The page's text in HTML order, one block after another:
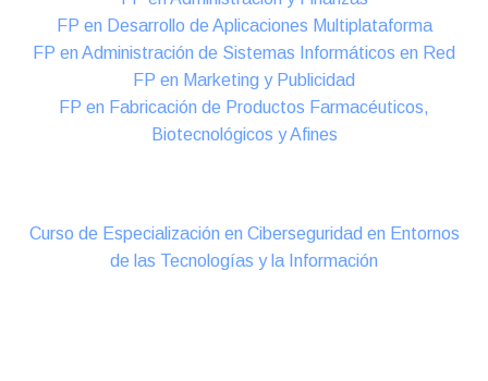
FP en Desarrollo de Aplicaciones Multiplataforma
FP en Administración de Sistemas Informáticos en Red
FP en Marketing y Publicidad
FP en Fabricación de Productos Farmacéuticos,
Biotecnológicos y Afines
Curso de Especialización en Ciberseguridad en Entornos
de las Tecnologías y la Información